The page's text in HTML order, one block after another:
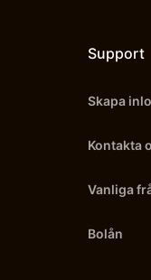
Support
Skapa
Kontakta
Vanliga
Bolån